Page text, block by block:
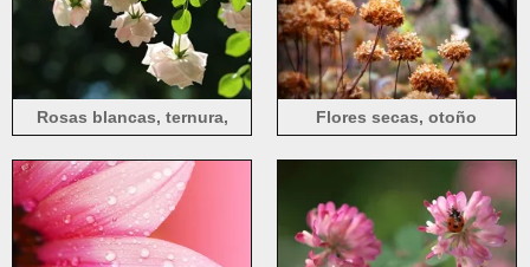
Rosas blancas, ternura,
Flores secas, otoño